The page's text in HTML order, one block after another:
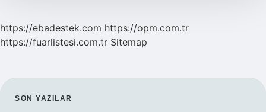
https://ebadestek.com https://opm.com.tr
https://fuarlistesi.com.tr Sitemap
SIDEBAR
SON YAZILAR